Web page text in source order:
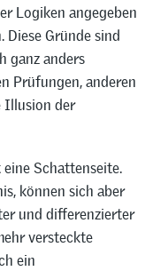
Logiken angegeben
Gründe sind
ganz anders
Prüfungen, anderen
Illusion der
Schattenseite.
können sich aber
und differenzierter
versteckte
ein